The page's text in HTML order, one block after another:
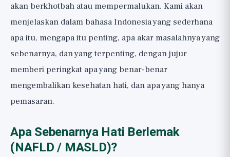
akan berkhotbah atau mempermalukan. Kami akan
menjelaskan dalam bahasa Indonesia yang sederhana
apa itu, mengapa itu penting, apa akar masalahnya yang
sebenarnya, dan yang terpenting, dengan jujur
memberi peringkat apa yang benar-benar
mengembalikan kesehatan hati, dan apa yang hanya
pemasaran.
Apa Sebenarnya Hati Berlemak
(NAFLD / MASLD)?